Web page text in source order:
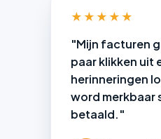
★★★★★
"Mijn facturen
paar klikken uit
herinneringen
word merkbaar
betaald."